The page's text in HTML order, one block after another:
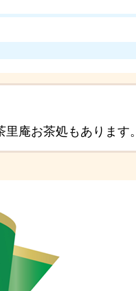
庵お茶処もあります。